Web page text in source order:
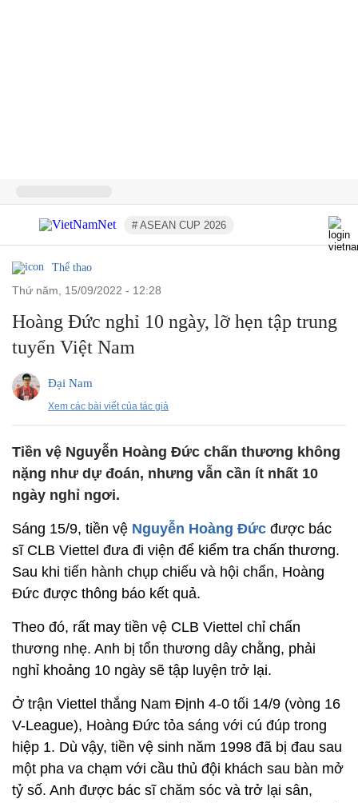
# ASEAN CUP 2026
Thể thao
thứ năm, 15/09/2022 - 12:28
Hoàng Đức nghỉ 10 ngày, lỡ hẹn tập trung
tuyển Việt Nam
Đại Nam
Xem các bài viết của tác giả
Tiền vệ Nguyễn Hoàng Đức chấn thương không
nặng như dự đoán, nhưng vẫn cần ít nhất 10
ngày nghỉ ngơi.
Sáng 15/9, tiền vệ Nguyễn Hoàng Đức được bác
sĩ CLB Viettel đưa đi viện để kiểm tra chấn thương.
Sau khi tiến hành chụp chiếu và hội chẩn, Hoàng
Đức được thông báo kết quả.
Theo đó, rất may tiền vệ CLB Viettel chỉ chấn
thương nhẹ. Anh bị tổn thương dây chằng, phải
nghỉ khoảng 10 ngày sẽ tập luyện trở lại.
Ở trận Viettel thắng Nam Định 4-0 tối 14/9 (vòng 16
V-League), Hoàng Đức tỏa sáng với cú đúp trong
hiệp 1. Dù vậy, tiền vệ sinh năm 1998 đã bị đau sau
một pha va chạm với cầu thủ đội khách sau bàn mở
tỷ số. Anh được bác sĩ chăm sóc và trở lại sân,